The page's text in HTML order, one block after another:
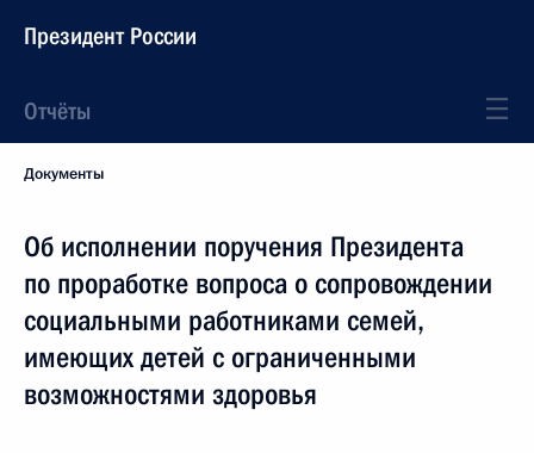
Президент России
Отчёты
Документы
Об исполнении поручения Президента
по проработке вопроса о сопровождении
социальными работниками семей,
имеющих детей с ограниченными
возможностями здоровья